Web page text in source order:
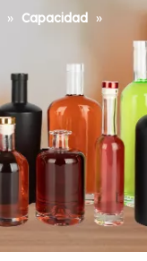
» Capacidad »